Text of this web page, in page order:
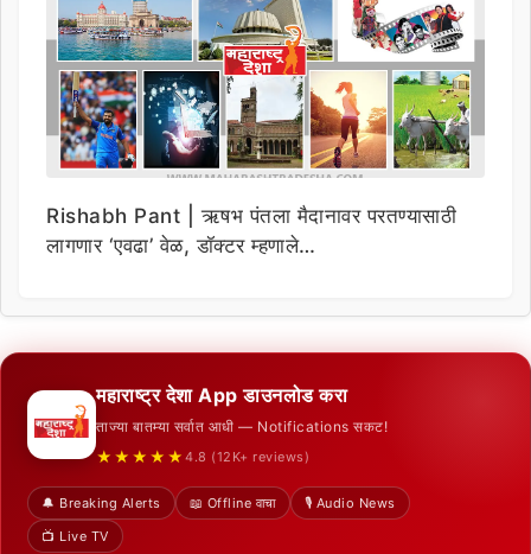
Rishabh Pant | ऋषभ पंतला मैदानावर परतण्यासाठी
लागणार ‘एवढा’ वेळ, डॉक्टर म्हणाले…
महाराष्ट्र देशा App डाउनलोड करा
ताज्या बातम्या सर्वात आधी — Notifications सकट!
★★★★★ 4.8 (12K+ reviews)
🔔 Breaking Alerts 📖 Offline वाचा
🎙️ Audio News
📺 Live TV